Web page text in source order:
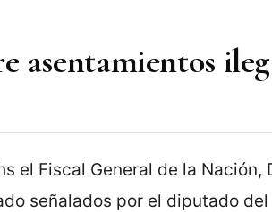
asentamientos
el Fiscal General de la Nación,
señalados por el diputado